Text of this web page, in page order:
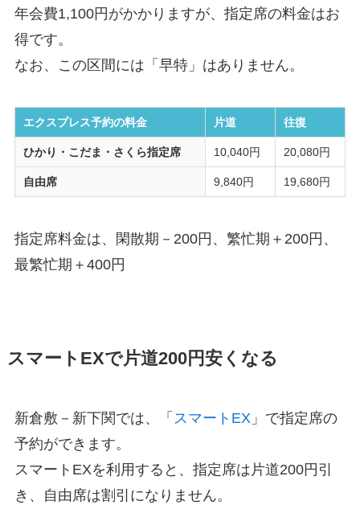
年会費1,100円がかかりますが、指定席の料金はお
得です。
なお、この区間には「早特」はありません。
エクスプレス予約の料金 片道 往復
ひかり・こだま・さくら指定席 10,040円 20,080円
自由席 9,840円 19,680円
指定席料金は、閑散期－200円、繁忙期＋200円、
最繁忙期＋400円
スマートEXで片道200円安くなる
新倉敷－新下関では、「 スマートEX 」で指定席の
予約ができます。
スマートEXを利用すると、指定席は片道200円引
き、自由席は割引になりません。